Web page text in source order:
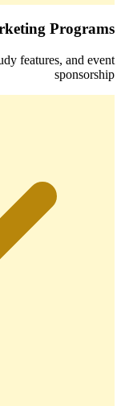
Programs
features, and event
sponsorship